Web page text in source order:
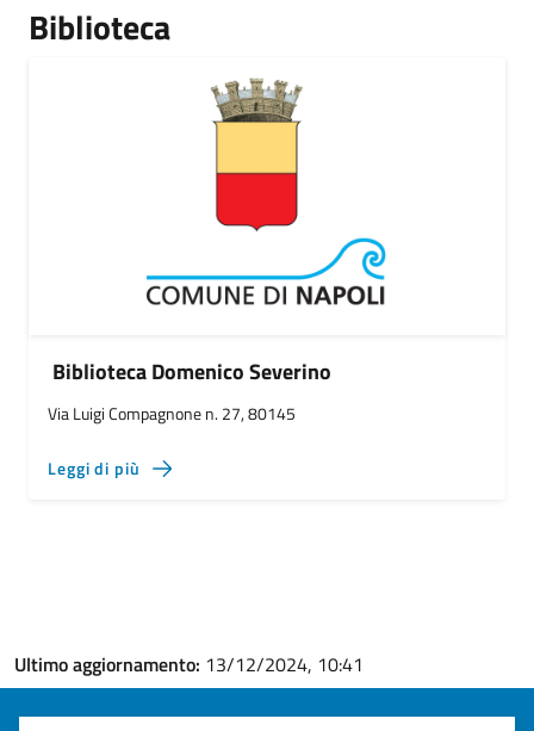
Biblioteca
Biblioteca Domenico Severino
Via Luigi Compagnone n. 27, 80145
Leggi di più
Ultimo aggiornamento: 13/12/2024, 10:41